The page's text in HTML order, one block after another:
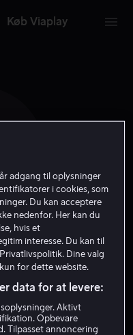
Køb Viaplay
adgang til oplysninger
i cookies, som
Du kan acceptere
nedenfor. Her kan du
hvis et
interesse. Du kan til
Dine valg
for dette website.
data for at levere:
Aktivt
Opbevare
Tilpasset annoncering